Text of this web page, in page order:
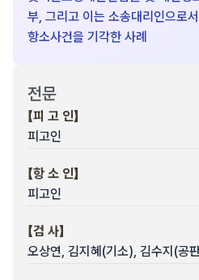
부, 그리고 이는 소송대리인으로
항소사건을 기각한 사례
전문
【피 고 인】
피고인
【항 소 인】
피고인
【검 사】
오상연, 김지혜(기소), 김수지(공